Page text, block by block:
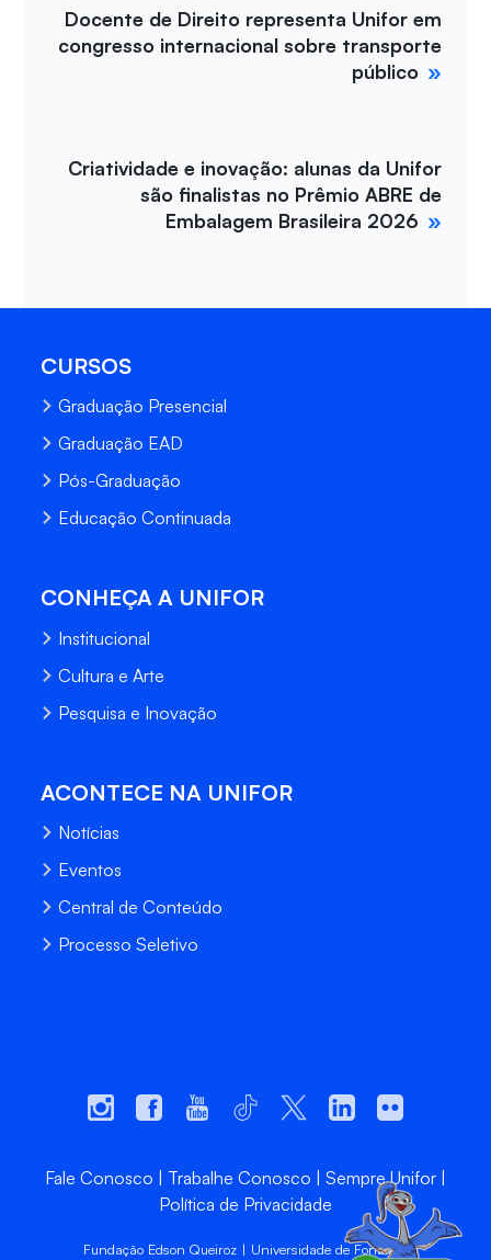
Docente de Direito representa Unifor em
congresso internacional sobre transporte
público
Criatividade e inovação: alunas da Unifor
são finalistas no Prêmio ABRE de
Embalagem Brasileira 2026
CURSOS
Graduação Presencial
Graduação EAD
Pós-Graduação
Educação Continuada
CONHEÇA A UNIFOR
Institucional
Cultura e Arte
Pesquisa e Inovação
ACONTECE NA UNIFOR
Notícias
Eventos
Central de Conteúdo
Processo Seletivo
Fale Conosco Trabalhe Conosco
Sempre Unifor
Política de Privacidade
Fundação Edson Queiroz | Universidade de Fortaleza